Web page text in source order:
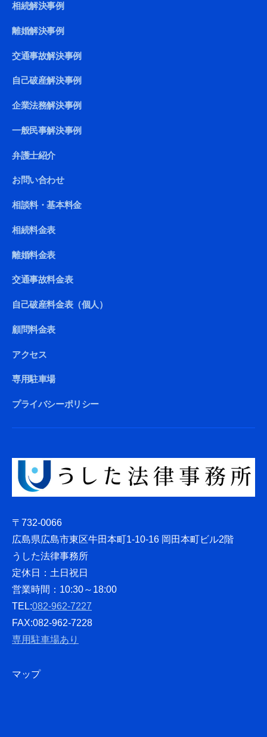
相続解決事例
離婚解決事例
交通事故解決事例
自己破産解決事例
企業法務解決事例
一般民事解決事例
弁護士紹介
お問い合わせ
相談料・基本料金
相続料金表
離婚料金表
交通事故料金表
自己破産料金表（個人）
顧問料金表
アクセス
専用駐車場
プライバシーポリシー
〒732-0066
広島県広島市東区牛田本町1-10-16 岡田本町ビル2階
うした法律事務所
定休日：土日祝日
営業時間：10:30～18:00
TEL:082-962-7227
FAX:082-962-7228
専用駐車場あり
マップ